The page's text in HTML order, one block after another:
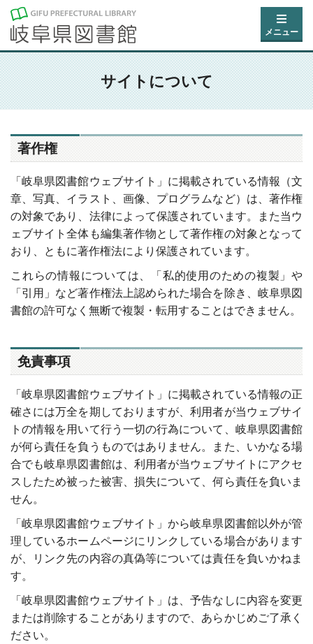
メニュー
サイトについて
著作権
「岐阜県図書館ウェブサイト」に掲載されている情報（文
章、写真、イラスト、画像、プログラムなど）は、著作権
の対象であり、法律によって保護されています。また当ウ
ェブサイト全体も編集著作物として著作権の対象となって
おり、ともに著作権法により保護されています。
これらの情報については、「私的使用のための複製」や
「引用」など著作権法上認められた場合を除き、岐阜県図
書館の許可なく無断で複製・転用することはできません。
免責事項
「岐阜県図書館ウェブサイト」に掲載されている情報の正
確さには万全を期しておりますが、利用者が当ウェブサイ
トの情報を用いて行う一切の行為について、岐阜県図書館
が何ら責任を負うものではありません。また、いかなる場
合でも岐阜県図書館は、利用者が当ウェブサイトにアクセ
スしたため被った被害、損失について、何ら責任を負いま
せん。
「岐阜県図書館ウェブサイト」から岐阜県図書館以外が管
理しているホームページにリンクしている場合があります
が、リンク先の内容の真偽等については責任を負いかねま
す。
「岐阜県図書館ウェブサイト」は、予告なしに内容を変更
または削除することがありますので、あらかじめご了承く
ださい。